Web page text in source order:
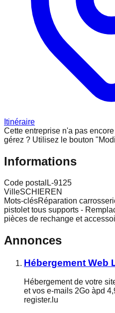
Itinéraire
Cette entreprise n'a pas
gérez ? Utilisez le bouton
Informations
Code postal L-9125
VilleSCHIEREN
Mots-clésRéparation
pistolet tous supports -
pièces de rechange et
Annonces
Hébergement Web
Hébergement de votre
et vos e-mails 2Go àpd
register.lu